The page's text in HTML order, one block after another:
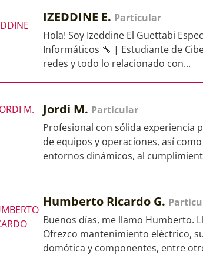
IZEDDINE E. Particular
Hola! Soy Izeddine El Guettabi
Informáticos 🔧 | Estudiante de
redes y todo lo relacionado con...
Jordi M. Particular
Profesional con sólida experiencia
de equipos y operaciones, así
entornos dinámicos, al
Humberto Ricardo G.
Buenos días, me llamo Humberto.
Ofrezco mantenimiento eléctrico,
domótica y componentes, entre